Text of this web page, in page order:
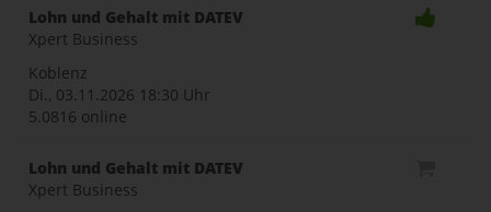
Lohn und Gehalt mit DATEV
Xpert Business
Koblenz
Di., 03.11.2026 18:30 Uhr
5.0816 online
Lohn und Gehalt mit DATEV
Xpert Business